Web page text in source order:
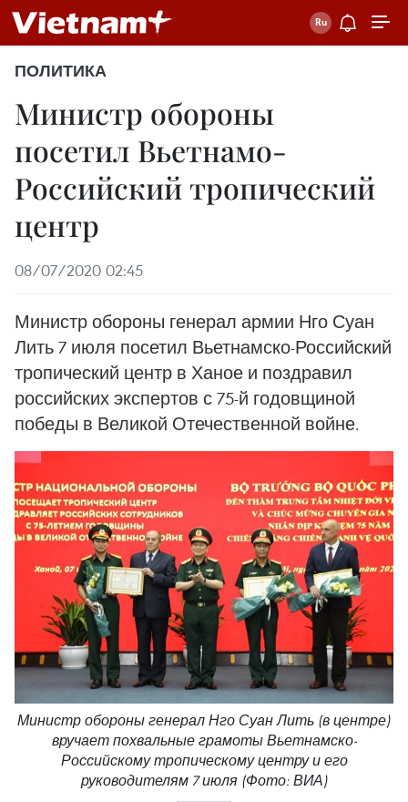
ПОЛИТИКА
Министр обороны
посетил Вьетнамо-
Российский тропический
центр
08/07/2020 02:45
Министр обороны генерал армии Нго Суан
Лить 7 июля посетил Вьетнамско-Российский
тропический центр в Ханое и поздравил
российских экспертов с 75-й годовщиной
победы в Великой Отечественной войне.
Министр обороны генерал Нго Суан Лить (в центре)
вручает похвальные грамоты Вьетнамско-
Российскому тропическому центру и его
руководителям 7 июля (Фото: ВИА)